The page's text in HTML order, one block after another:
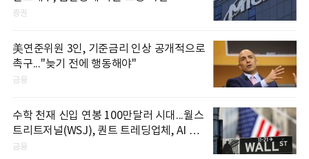
증권
美연준위원 3인, 기준금리 인상 공개적으로
촉구..."늦기 전에 행동해야"
금융
수학 천재 신입 연봉 100만달러 시대...월스
트리트저널(WSJ), 퀀트 트레딩업체, AI 기
업들 인재 확보 경쟁
금융